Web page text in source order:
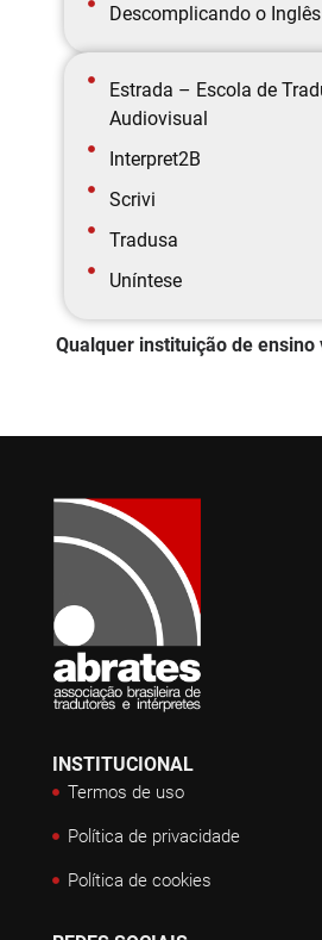
Descomplicando o
Estrada – Escola de
Audiovisual
Interpret2B
Scrivi
Tradusa
Uníntese
Qualquer instituição de ensino
INSTITUCIONAL
Termos de uso
Política de privacidade
Política de cookies